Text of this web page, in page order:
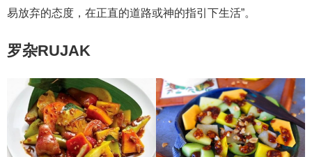
易放弃的态度，在正直的道路或神的指引下生活”。
罗杂RUJAK